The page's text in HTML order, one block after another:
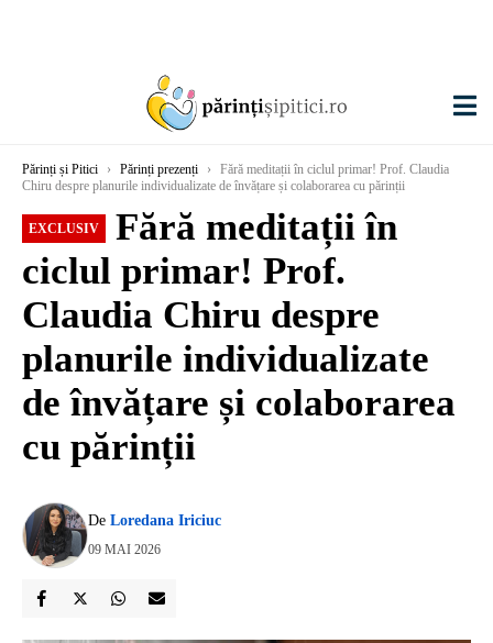
Părinți și Pitici › Părinți prezenți ›
Fără meditații în ciclul primar! Prof. Claudia
Chiru despre planurile individualizate de învățare și colaborarea cu părinții
EXCLUSIV
Fără meditații în
ciclul primar! Prof.
Claudia Chiru despre
planurile individualizate
de învățare și colaborarea
cu părinții
De Loredana Iriciuc
09 MAI 2026